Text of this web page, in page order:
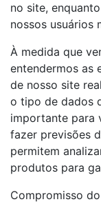
no site,
nossos usuários
À medida que
entendermos as
de nosso site
o tipo de dados
importante para
fazer previsões
permitem
produtos para
Compromisso